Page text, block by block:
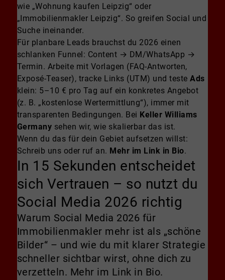
wie „Wohnung kaufen Leipzig“ oder
„Immobilienmakler Leipzig“. So greifen Social und
Suche ineinander.
Für planbare Leads brauchst du 2026 einen
schlanken Funnel: Content → DM/WhatsApp →
Termin. Arbeite mit Vorlagen (FAQ-Antworten,
Exposé-Teaser), tracke Links (UTM) und testeAds
klein: 5–10 € pro Tag auf ein konkretes Angebot
(z. B. „kostenlose Wertermittlung“), immer mit
transparenten Bedingungen. Bei Keller Williams
Germany sehen wir, wie skalierbar das ist.
Wenn du das für dein Gebiet aufsetzen willst:
Schreib uns oder ruf an. Mehr im Link in Bio.
In 15 Sekunden entscheidet
sich Vertrauen – so nutzt du
Social Media 2026 richtig
Warum Social Media 2026 für
Immobilienmakler mehr ist als „schöne
Bilder“ – und wie du mit klarer Strategie
schneller sichtbar wirst, ohne dich zu
verzetteln. Mehr im Link in Bio.